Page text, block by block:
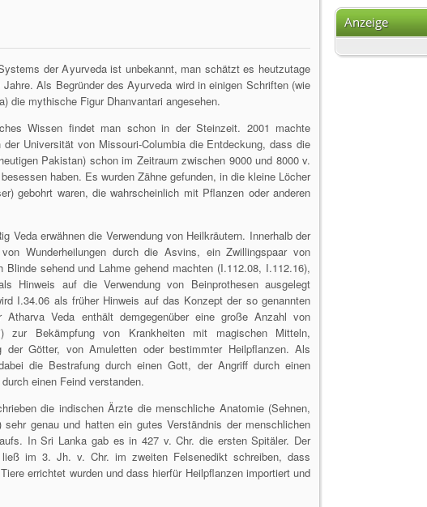
der Ayurveda ist unbekannt, man schätzt es heutzutage
Als Begründer des Ayurveda wird in einigen Schriften (wie
die mythische Figur Dhanvantari angesehen.
Wissen findet man schon in der Steinzeit. 2001 machte
Universität von Missouri-Columbia die Entdeckung, dass die
Pakistan) schon im Zeitraum zwischen 9000 und 8000 v.
haben. Es wurden Zähne gefunden, in die kleine Löcher
gebohrt waren, die wahrscheinlich mit Pflanzen oder anderen
Veda erwähnen die Verwendung von Heilkräutern. Innerhalb der
Wunderheilungen durch die Asvins, ein Zwillingspaar von
Blinde sehend und Lahme gehend machten (I.112.08, I.112.16),
Hinweis auf die Verwendung von Beinprothesen ausgelegt
I.34.06 als früher Hinweis auf das Konzept der so genannten
Atharva Veda enthält demgegenüber eine große Anzahl von
zur Bekämpfung von Krankheiten mit magischen Mitteln,
der Götter, von Amuletten oder bestimmter Heilpflanzen. Als
die Bestrafung durch einen Gott, der Angriff durch einen
einen Feind verstanden.
die indischen Ärzte die menschliche Anatomie (Sehnen,
sehr genau und hatten ein gutes Verständnis der menschlichen
In Sri Lanka gab es in 427 v. Chr. die ersten Spitäler. Der
im 3. Jh. v. Chr. im zweiten Felsenedikt schreiben, dass
errichtet wurden und dass hierfür Heilpflanzen importiert und
Anzeige